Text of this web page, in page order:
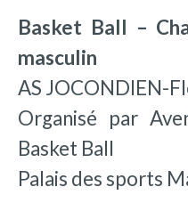
Basket Ball –
masculin
AS JOCONDIEN-
Organisé par
Basket Ball
Palais des sports